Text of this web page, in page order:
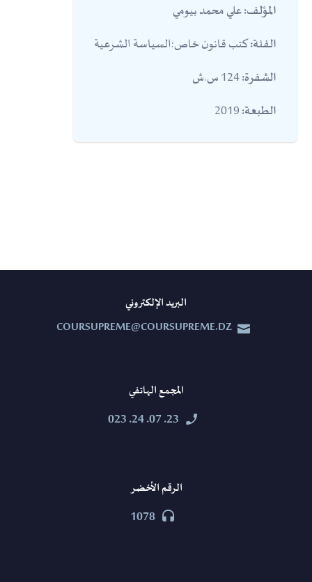
المؤلف:علي محمد بيومي
الفئة:كتب قانون خاص:السياسة الشرعية
الشفرة:
الطبعة:
البريد الإلكتروني


COURSUPREME@COURSUPREME.DZ
المجمع الهاتفي


23. 07. 24. 023
الرقم الأخضر


1078